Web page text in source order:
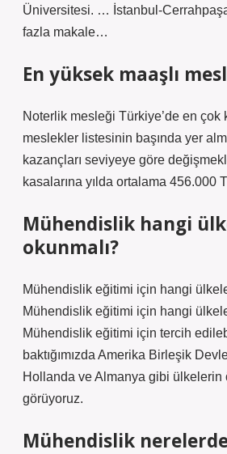
Üniversitesi. … İstanbul-
fazla makale…
En yüksek maaşlı
Noterlik mesleği Türkiye’de en çok
meslekler listesinin başında yer
kazançları seviyeye göre
kasalarına yılda ortalama 456.000
Mühendislik hangi
okunmalı?
Mühendislik eğitimi için hangi
Mühendislik eğitimi için hangi
Mühendislik eğitimi için tercih
baktığımızda Amerika Birleşik
Hollanda ve Almanya gibi ülkelerin
görüyoruz.
Mühendislik